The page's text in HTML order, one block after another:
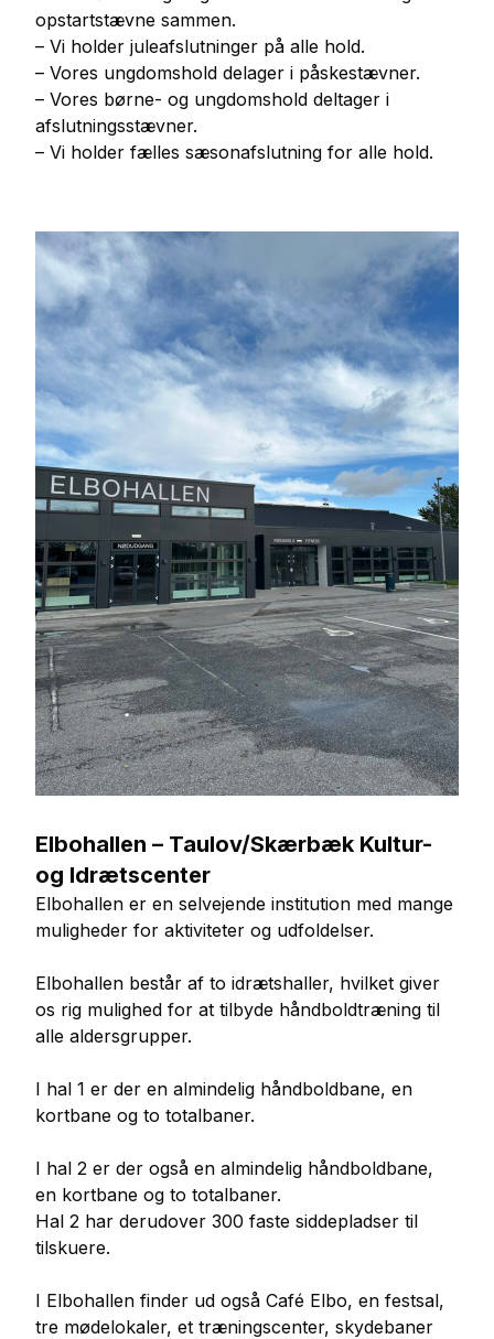
opstartstævne sammen.
– Vi holder juleafslutninger på alle hold.
– Vores ungdomshold delager i påskestævner.
– Vores børne- og ungdomshold deltager i
afslutningsstævner.
– Vi holder fælles sæsonafslutning for alle hold.
Elbohallen – Taulov/Skærbæk Kultur-
og Idrætscenter
Elbohallen er en selvejende institution med mange
muligheder for aktiviteter og udfoldelser.
Elbohallen består af to idrætshaller, hvilket giver
os rig mulighed for at tilbyde håndboldtræning til
alle aldersgrupper.
I hal 1 er der en almindelig håndboldbane, en
kortbane og to totalbaner.
I hal 2 er der også en almindelig håndboldbane,
en kortbane og to totalbaner.
Hal 2 har derudover 300 faste siddepladser til
tilskuere.
I Elbohallen finder ud også Café Elbo, en festsal,
tre mødelokaler, et træningscenter, skydebaner